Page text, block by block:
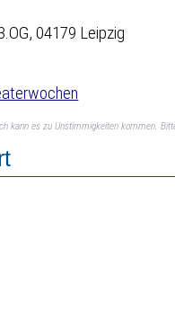
04179 Leipzig
kann es zu Unstimmigkeiten kommen.